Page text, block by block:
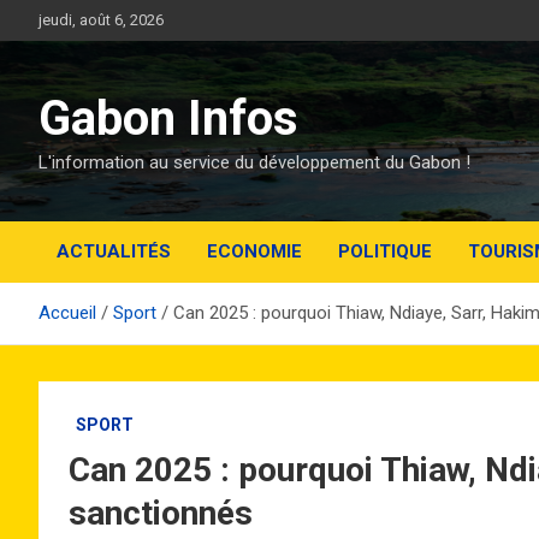
au
jeudi, août 6, 2026
Gabon Infos
L'information au service du développement du Gabon !
ACTUALITÉS ECONOMIE POLITIQUE
Accueil Sport Can 2025 : pourquoi Thiaw, Ndiaye, Sarr,
SPORT
Can 2025 : pourquoi Thiaw,
sanctionnés